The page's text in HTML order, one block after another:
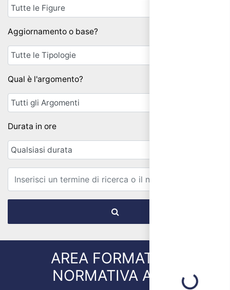
Aggiornamento o base?
Qual è l'argomento?
Durata in ore
AREA FORMATIVA:
NORMATIVA ATEX
Loading...